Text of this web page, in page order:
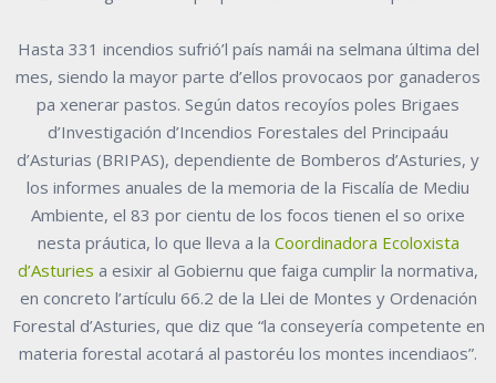
Hasta 331 incendios sufrió’l país namái na selmana última del
mes, siendo la mayor parte d’ellos provocaos por ganaderos
pa xenerar pastos. Según datos recoyíos poles Brigaes
d’Investigación d’Incendios Forestales del Principaáu
d’Asturias (BRIPAS), dependiente de Bomberos d’Asturies, y
los informes anuales de la memoria de la Fiscalía de Mediu
Ambiente, el 83 por cientu de los focos tienen el so orixe
nesta práutica, lo que lleva a la Coordinadora Ecoloxista
d’Asturies a esixir al Gobiernu que faiga cumplir la normativa,
en concreto l’artículu 66.2 de la Llei de Montes y Ordenación
Forestal d’Asturies, que diz que “la conseyería competente en
materia forestal acotará al pastoréu los montes incendiaos”.